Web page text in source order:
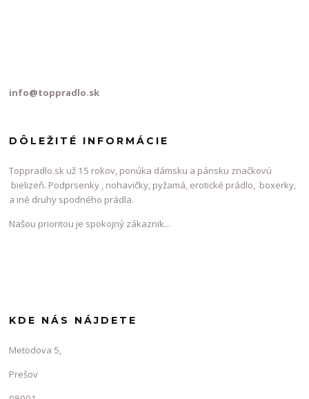
info@toppradlo.sk
DÔLEŽITÉ INFORMÁCIE
Toppradlo.sk už 15 rokov, ponúka dámsku a pánsku značkovú
bielizeň. Podprsenky , nohavičky, pyžamá, erotické prádlo, boxerky,
a iné druhy spodného prádla.
Našou prioritou je spokojný zákaznik...
KDE NÁS NÁJDETE
Metodova 5,
Prešov